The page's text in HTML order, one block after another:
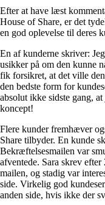
Efter at have læst
House of Share, er det
en god oplevelse til deres
En af kunderne skriver:
usikker på om den kunne
fik forsikret, at det ville
den bedste form for
absolut ikke sidste gang,
koncept!
Flere kunder fremhæver
Share tilbyder. En kunde
Bekræftelsesmailen var
afventede. Sara skrev
mailen, og stadig var
side. Virkelig god
anden side, hvis ikke der